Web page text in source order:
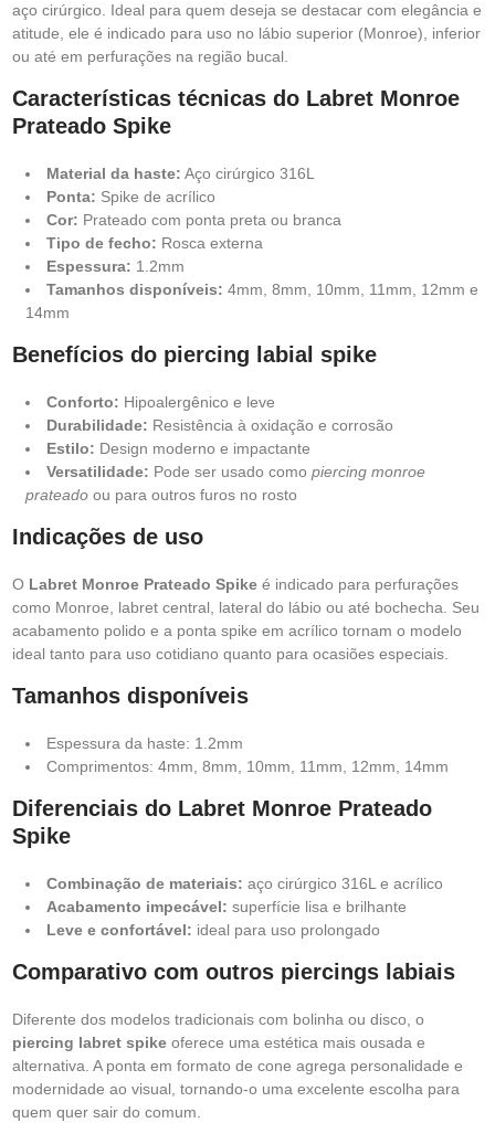
aço cirúrgico. Ideal para quem deseja se destacar com elegância e
atitude, ele é indicado para uso no lábio superior (Monroe), inferior
ou até em perfurações na região bucal.
Características técnicas do Labret Monroe
Prateado Spike
Material da haste: Aço cirúrgico 316L
Ponta: Spike de acrílico
Cor: Prateado com ponta preta ou branca
Tipo de fecho: Rosca externa
Espessura: 1.2mm
Tamanhos disponíveis: 4mm, 8mm, 10mm, 11mm, 12mm e
14mm
Benefícios do piercing labial spike
Conforto: Hipoalergênico e leve
Durabilidade: Resistência à oxidação e corrosão
Estilo: Design moderno e impactante
Versatilidade: Pode ser usado como piercing monroe
prateado ou para outros furos no rosto
Indicações de uso
O Labret Monroe Prateado Spike é indicado para perfurações
como Monroe, labret central, lateral do lábio ou até bochecha. Seu
acabamento polido e a ponta spike em acrílico tornam o modelo
ideal tanto para uso cotidiano quanto para ocasiões especiais.
Tamanhos disponíveis
Espessura da haste: 1.2mm
Comprimentos: 4mm, 8mm, 10mm, 11mm, 12mm, 14mm
Diferenciais do Labret Monroe Prateado
Spike
Combinação de materiais: aço cirúrgico 316L e acrílico
Acabamento impecável: superfície lisa e brilhante
Leve e confortável: ideal para uso prolongado
Comparativo com outros piercings labiais
Diferente dos modelos tradicionais com bolinha ou disco, o
piercing labret spike oferece uma estética mais ousada e
alternativa. A ponta em formato de cone agrega personalidade e
modernidade ao visual, tornando-o uma excelente escolha para
quem quer sair do comum.